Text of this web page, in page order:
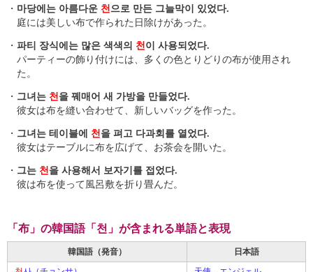
・ 마당에는 아름다운 천으로 만든 그늘막이 있었다.
庭には美しい布で作られた日除けがあった。
・ 파티 장식에는 많은 색색의 천이 사용되었다.
パーティーの飾り付けには、多くの色とりどりの布が使用され
た。
・ 그녀는 천을 꿰매어 새 가방을 만들었다.
彼女は布を縫い合わせて、新しいバッグを作った。
・ 그녀는 테이블에 천을 펴고 다과회를 열었다.
彼女はテーブルに布を広げて、お茶会を開いた。
・ 그는 천을 사용해서 보자기를 접었다.
彼は布を使って風呂敷を折り畳んだ。
「布」の韓国語「천」が含まれる単語と表現
韓国語（発音）
日本語